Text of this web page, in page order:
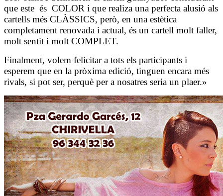
que este és COLOR i que realiza una perfecta alusió als
cartells més CLÀSSICS, però, en una estètica
completament renovada i actual, és un cartell molt faller,
molt sentit i molt COMPLET.
Finalment, volem felicitar a tots els participants i
esperem que en la pròxima edició, tinguen encara més
rivals, si pot ser, perquè per a nosatres seria un plaer.»